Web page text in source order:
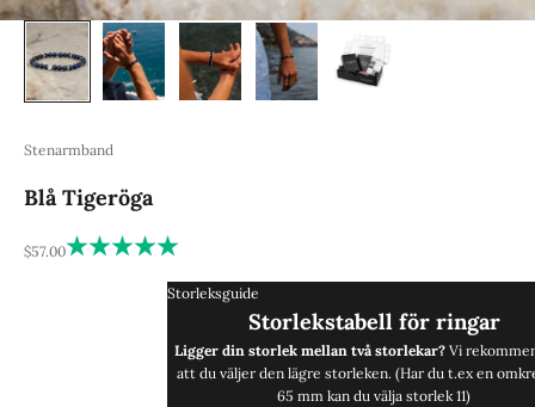
Stenarmband
Blå Tigeröga
REA-pris
$57.00
Storleksguide
Storlekstabell för ringar
Ligger din storlek mellan två storlekar? Vi
att du väljer den lägre storleken. (Har du t.ex en
65 mm kan du välja storlek 11)